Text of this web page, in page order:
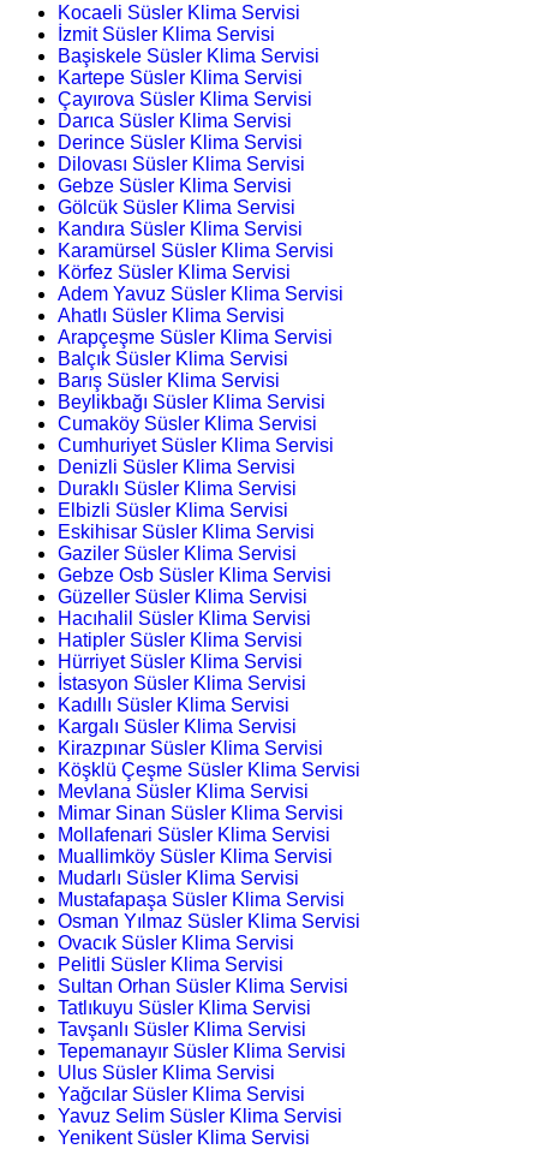
Kocaeli Süsler Klima Servisi
İzmit Süsler Klima Servisi
Başiskele Süsler Klima Servisi
Kartepe Süsler Klima Servisi
Çayırova Süsler Klima Servisi
Darıca Süsler Klima Servisi
Derince Süsler Klima Servisi
Dilovası Süsler Klima Servisi
Gebze Süsler Klima Servisi
Gölcük Süsler Klima Servisi
Kandıra Süsler Klima Servisi
Karamürsel Süsler Klima Servisi
Körfez Süsler Klima Servisi
Adem Yavuz Süsler Klima Servisi
Ahatlı Süsler Klima Servisi
Arapçeşme Süsler Klima Servisi
Balçık Süsler Klima Servisi
Barış Süsler Klima Servisi
Beylikbağı Süsler Klima Servisi
Cumaköy Süsler Klima Servisi
Cumhuriyet Süsler Klima Servisi
Denizli Süsler Klima Servisi
Duraklı Süsler Klima Servisi
Elbizli Süsler Klima Servisi
Eskihisar Süsler Klima Servisi
Gaziler Süsler Klima Servisi
Gebze Osb Süsler Klima Servisi
Güzeller Süsler Klima Servisi
Hacıhalil Süsler Klima Servisi
Hatipler Süsler Klima Servisi
Hürriyet Süsler Klima Servisi
İstasyon Süsler Klima Servisi
Kadıllı Süsler Klima Servisi
Kargalı Süsler Klima Servisi
Kirazpınar Süsler Klima Servisi
Köşklü Çeşme Süsler Klima Servisi
Mevlana Süsler Klima Servisi
Mimar Sinan Süsler Klima Servisi
Mollafenari Süsler Klima Servisi
Muallimköy Süsler Klima Servisi
Mudarlı Süsler Klima Servisi
Mustafapaşa Süsler Klima Servisi
Osman Yılmaz Süsler Klima Servisi
Ovacık Süsler Klima Servisi
Pelitli Süsler Klima Servisi
Sultan Orhan Süsler Klima Servisi
Tatlıkuyu Süsler Klima Servisi
Tavşanlı Süsler Klima Servisi
Tepemanayır Süsler Klima Servisi
Ulus Süsler Klima Servisi
Yağcılar Süsler Klima Servisi
Yavuz Selim Süsler Klima Servisi
Yenikent Süsler Klima Servisi